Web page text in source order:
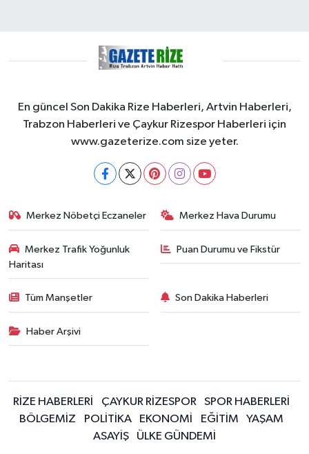
En güncel Son Dakika Rize Haberleri, Artvin Haberleri,
Trabzon Haberleri ve Çaykur Rizespor Haberleri için
www.gazeterize.com size yeter.
Merkez Nöbetçi Eczaneler Merkez Hava Durumu
Merkez Trafik Yoğunluk
Haritası
Puan Durumu ve Fikstür
Tüm Manşetler Son Dakika Haberleri
Haber Arşivi
RİZE HABERLERİ ÇAYKUR RİZESPOR
SPOR HABERLERİ
BÖLGEMİZ
POLİTİKA EKONOMİ EĞİTİM
YAŞAM
ASAYİŞ
ÜLKE GÜNDEMİ